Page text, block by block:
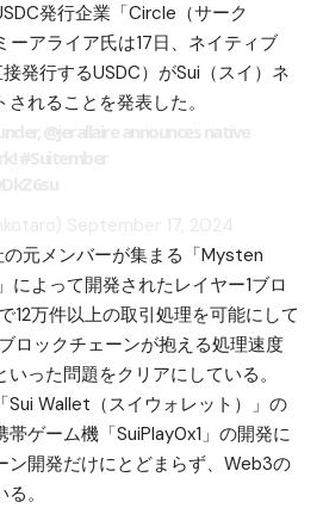
発行企業「Circle（サーク
ーアライア氏は17日、ネイティブ
発行するUSDC）がSui（スイ）ネ
れることを発表した。
元メンバーが集まる「Mysten
によって開発されたレイヤー1ブロ
12万件以上の取引処理を可能にして
ロックチェーンが抱える処理速度
った問題をクリアにしている。
Sui Wallet（スイウォレット）」の
ゲーム機「SuiPlay0x1」の開発に
ン開発だけにとどまらず、Web3の
。